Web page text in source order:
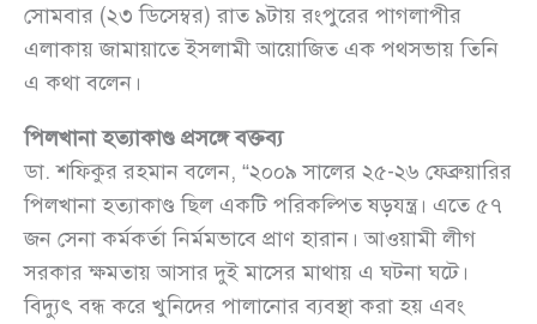
সোমবার (২৩ ডিসেম্বর) রাত ৯টায় রংপুরের পাগলাপীর
এলাকায় জামায়াতে ইসলামী আয়োজিত এক পথসভায় তিনি
এ কথা বলেন।
পিলখানা হত্যাকাণ্ড প্রসঙ্গে বক্তব্য
ডা. শফিকুর রহমান বলেন, “২০০৯ সালের ২৫-২৬ ফেব্রুয়ারির
পিলখানা হত্যাকাণ্ড ছিল একটি পরিকল্পিত ষড়যন্ত্র। এতে ৫৭
জন সেনা কর্মকর্তা নির্মমভাবে প্রাণ হারান। আওয়ামী লীগ
সরকার ক্ষমতায় আসার দুই মাসের মাথায় এ ঘটনা ঘটে।
বিদ্যুৎ বন্ধ করে খুনিদের পালানোর ব্যবস্থা করা হয় এবং